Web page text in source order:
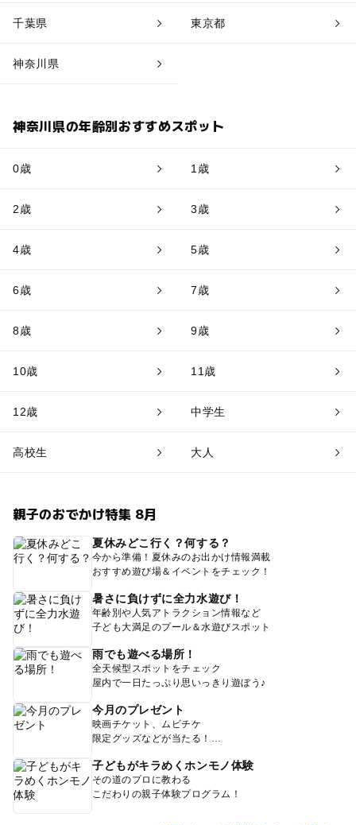
千葉県 東京都
神奈川県
神奈川県の年齢別おすすめスポット
0歳 1歳
2歳 3歳
4歳 5歳
6歳 7歳
8歳 9歳
10歳 11歳
12歳 中学生
高校生 大人
親子のおでかけ特集 8月
夏休みどこ行く？何する？
今から準備！夏休みのお出かけ情報満載
おすすめ遊び場＆イベントをチェック！
暑さに負けずに全力水遊び！
年齢別や人気アトラクション情報など
子ども大満足のプール＆水遊びスポット
雨でも遊べる場所！
全天候型スポットをチェック
屋内で一日たっぷり思いっきり遊ぼう♪
今月のプレゼント
映画チケット、ムビチケ
限定グッズなどが当たる！
子どもがキラめくホンモノ体験
その道のプロに教わる
こだわりの親子体験プログラム！